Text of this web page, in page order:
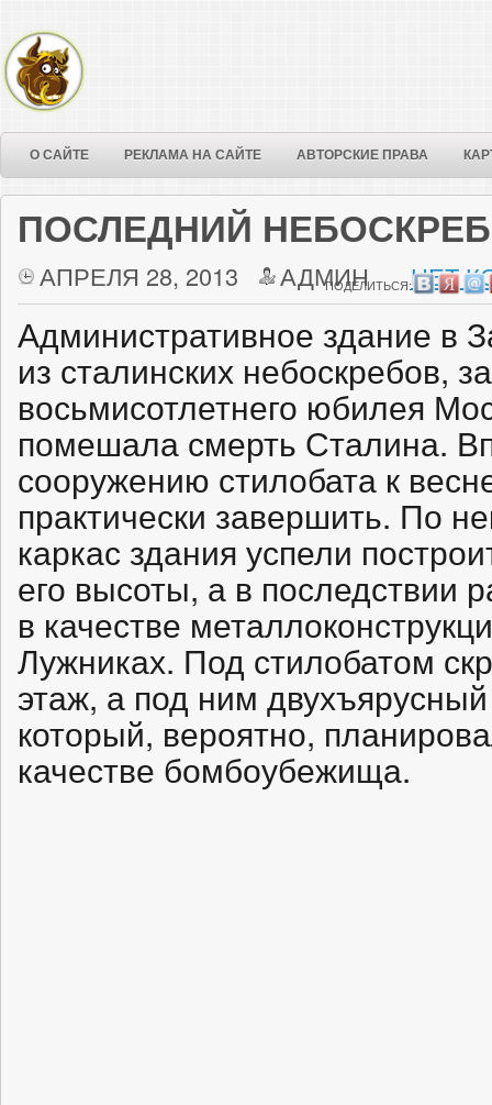
О САЙТЕ РЕКЛАМА НА САЙТЕ АВТОРСКИЕ ПРАВА
ПОСЛЕДНИЙ
АПРЕЛЯ 28, 2013 АДМИН НЕТ
ПОДЕЛИТЬСЯ:
Административное здание в
из сталинских небоскребов,
восьмисотлетнего юбилея
помешала смерть Сталина.
сооружению стилобата к
практически завершить. По
каркас здания успели
его высоты, а в последствии
в качестве
Лужниках. Под стилобатом
этаж, а под ним
который, вероятно,
качестве бомбоубежища.